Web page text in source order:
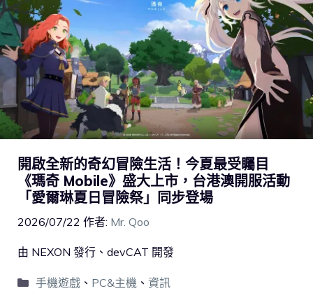
開啟全新的奇幻冒險生活！今夏最受矚目
《瑪奇 Mobile》盛大上市，台港澳開服活動
「愛爾琳夏日冒險祭」同步登場
2026/07/22 作者: Mr. Qoo
由 NEXON 發行、devCAT 開發
手機遊戲、 PC&主機、 資訊